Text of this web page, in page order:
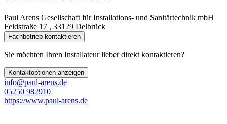
Paul Arens Gesellschaft für Installations- und Sanitärtechnik mbH
Feldstraße 17 , 33129 Delbrück
Fachbetrieb kontaktieren
Sie möchten Ihren Installateur lieber direkt kontaktieren?
Kontaktoptionen anzeigen
info@paul-arens.de
05250 982910
https://www.paul-arens.de